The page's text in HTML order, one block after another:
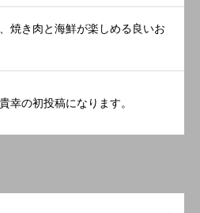
焼き肉と海鮮が楽しめる良いお
幸の初投稿になります。